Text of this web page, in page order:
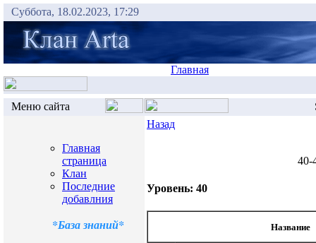
Суббота, 18.02.2023, 17:29
Главная
Меню сайта
Главная
страница
Клан
Последние
добавлния
*База знаний*
Назад
Уровень: 40
Название